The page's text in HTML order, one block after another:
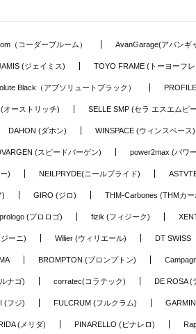
（コーダーブルーム） AvanGarage(アバンギ
(ジェイミス) TOYO FRAME (トーヨーフ
Black（アブソリュートブラック）
オーストリッチ) SELLE SMP (セラ エスエムピ
DAHON (ダホン) WINSPACE (ウィンスペース)
(スピードバーゲン) power2max (パワ
) NEILPRYDE(ニールプライド)
) GIRO (ジロ) THM-Carbones (THMカ
prologo (プロロゴ) fizik (フィジーク)
ーニ) Wilier (ウィリエール) DT SWISS
BROMPTON (ブロンプトン)
ナゴ) corratec(コラテック) DE ROSA (
(フジ) FULCRUM (フルクラム) GARMIN
(メリダ) PINARELLO (ピナレロ)